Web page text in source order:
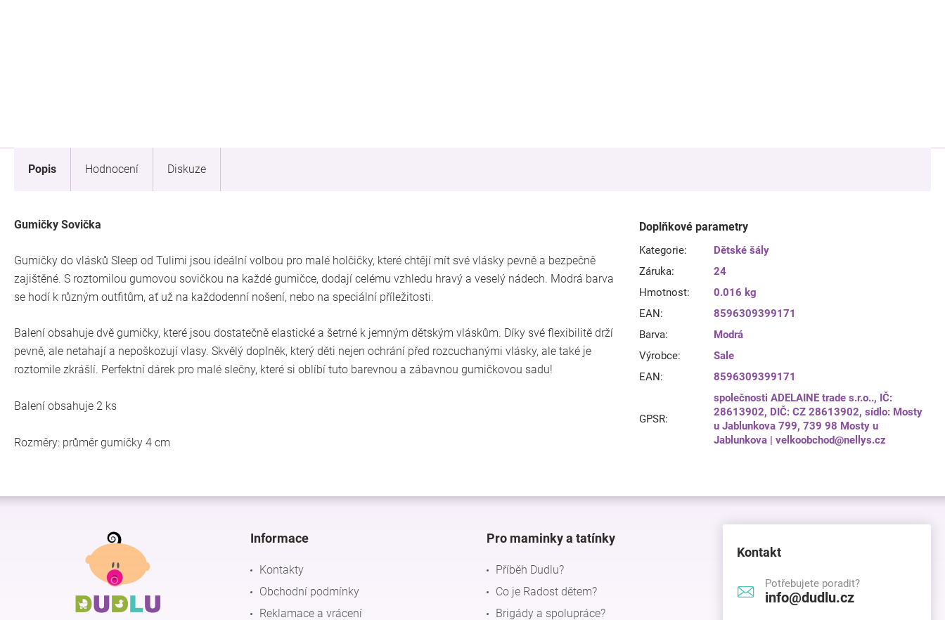
Popis Hodnocení Diskuze
Gumičky Sovička
Gumičky do vlásků Sleep od Tulimi jsou ideální volbou pro malé holčičky, které chtějí mít své vlásky pevně a bezpečně
zajištěné. S roztomilou gumovou sovičkou na každé gumičce, dodají celému vzhledu hravý a veselý nádech. Modrá barva
se hodí k různým outfitům, ať už na každodenní nošení, nebo na speciální příležitosti.
Balení obsahuje dvě gumičky, které jsou dostatečně elastické a šetrné k jemným dětským vláskům. Díky své flexibilitě drží
pevně, ale netahají a nepoškozují vlasy. Skvělý doplněk, který děti nejen ochrání před rozcuchanými vlásky, ale také je
roztomile zkrášlí. Perfektní dárek pro malé slečny, které si oblíbí tuto barevnou a zábavnou gumičkovou sadu!
Balení obsahuje 2 ks
Rozměry: průměr gumičky 4 cm
Doplňkové parametry
Kategorie:
Dětské šály
Záruka:
24
Hmotnost:
0.016 kg
EAN:
8596309399171
Barva:
Modrá
Výrobce:
Sale
EAN: 8596309399171
GPSR:
společnosti ADELAINE trade s.r.o.., IČ:
28613902, DIČ: CZ 28613902, sídlo: Mosty
u Jablunkova 799, 739 98 Mosty u
Jablunkova | velkoobchod@nellys.cz
Z
Informace
Kontakty
Obchodní podmínky
Reklamace a vrácení
Pro maminky a tatínky
Příběh Dudlu?
Co je Radost dětem?
Brigády a spolupráce?
Kontakt
Potřebujete poradit?
info@dudlu.cz